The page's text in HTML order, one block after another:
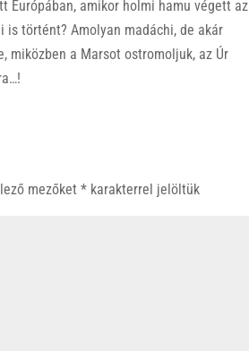
Európában, amikor holmi hamu végett az
is történt? Amolyan madáchi, de akár
miközben a Marsot ostromoljuk, az Úr
mezőket* karakterrel jelöltük